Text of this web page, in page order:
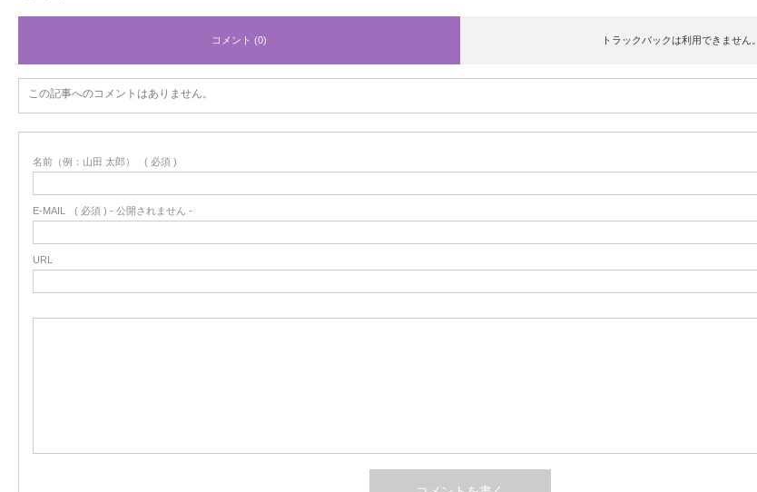
コメント (0) トラックバックは利用できません。
この記事へのコメントはありません。
名前（例：山田 太郎） ( 必須 )
E-MAIL ( 必須 ) - 公開されません -
URL